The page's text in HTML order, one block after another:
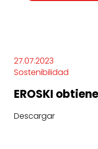
27.07.2023
Sostenibilidad
EROSKI
Descargar